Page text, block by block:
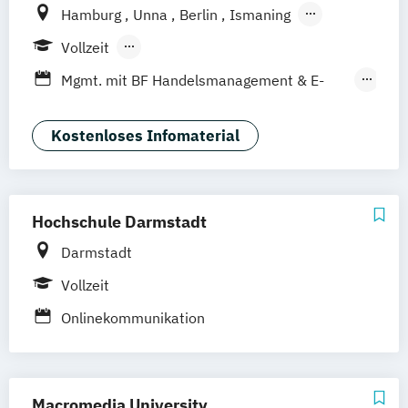
Hamburg Unna Berlin
Ismaning
Mannheim
Stuttgart
Vollzeit
Berufsbegleitendes Präsenzstudium
Mgmt. mit BF Handelsmanagement & E-
Social Media Studies Sportmanagement
Kostenloses Infomaterial
Hochschule Darmstadt
Darmstadt
Vollzeit
Onlinekommunikation